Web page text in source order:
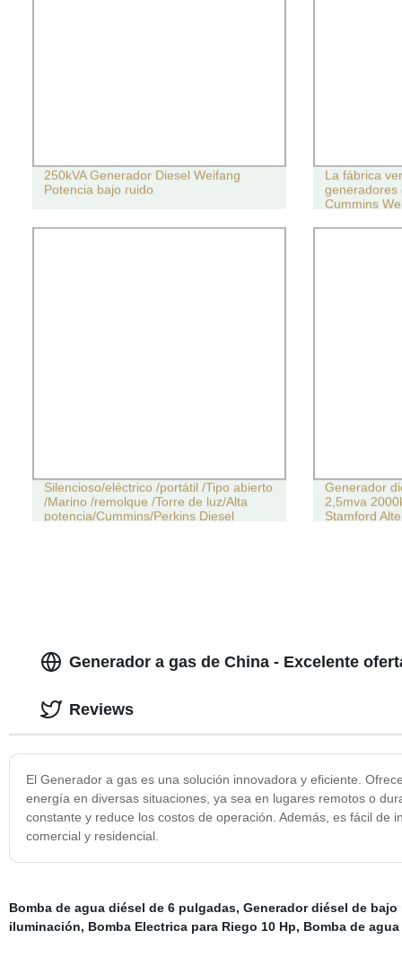
250kVA Generador Diesel Weifang
Potencia bajo ruido
La fábrica
generadores
Cummins
Silencioso/eléctrico /portátil /Tipo abierto
/Marino /remolque /Torre de luz/Alta
potencia/Cummins/Perkins Diesel
Generador
2,5mva
Stamford
Generador a gas de China - Excelente
El Generador a gas es una solución innovadora y eficiente.
energía en diversas situaciones, ya sea en lugares remotos o
constante y reduce los costos de operación. Además, es fácil
comercial y residencial.
Reviews
Bomba de agua diésel de 6 pulgadas, Generador diésel de bajo
iluminación, Bomba Electrica para Riego 10 Hp, Bomba de